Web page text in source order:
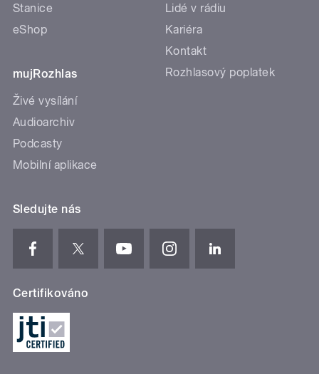
Stanice
eShop
mujRozhlas
Živé vysílání
Audioarchiv
Podcasty
Mobilní aplikace
Lidé v rádiu
Kariéra
Kontakt
Rozhlasový poplatek
Sledujte nás
Certifikováno